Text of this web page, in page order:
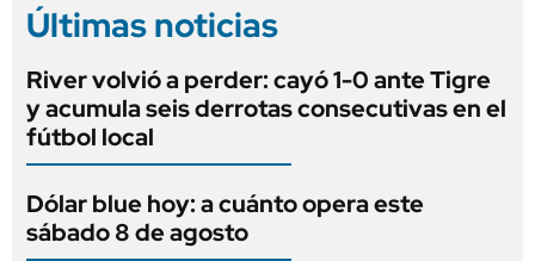
Últimas noticias
River volvió a perder: cayó 1-0 ante Tigre
y acumula seis derrotas consecutivas en el
fútbol local
Dólar blue hoy: a cuánto opera este
sábado 8 de agosto